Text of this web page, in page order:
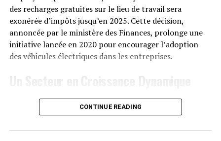
Le solarbank 2 AC est disponible sur le site officiel
d’Anker SOLIX ainsi que sur Amazon au prix standard de
1299 euros. Cependant, une offre promotionnelle
« early bird » sera active du20 janvier au 23 février
2025, permettant aux acheteurs intéressés d’acquérir
le Solarbank 2 AC représente une avancée significative
des recharges gratuites sur le lieu de travail sera
exonérée d’impôts jusqu’en 2025. Cette décision,
annoncée par le ministère des Finances, prolonge une
initiative lancée en 2020 pour encourager l’adoption
des véhicules électriques dans les entreprises.
Cette prolongation intervient à un moment clé, alors
que le marché des voitures électriques continue
CONTINUE READING